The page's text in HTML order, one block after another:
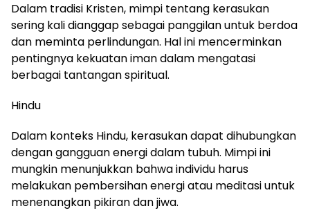
Dalam tradisi Kristen, mimpi tentang kerasukan
sering kali dianggap sebagai panggilan untuk berdoa
dan meminta perlindungan. Hal ini mencerminkan
pentingnya kekuatan iman dalam mengatasi
berbagai tantangan spiritual.
Hindu
Dalam konteks Hindu, kerasukan dapat dihubungkan
dengan gangguan energi dalam tubuh. Mimpi ini
mungkin menunjukkan bahwa individu harus
melakukan pembersihan energi atau meditasi untuk
menenangkan pikiran dan jiwa.